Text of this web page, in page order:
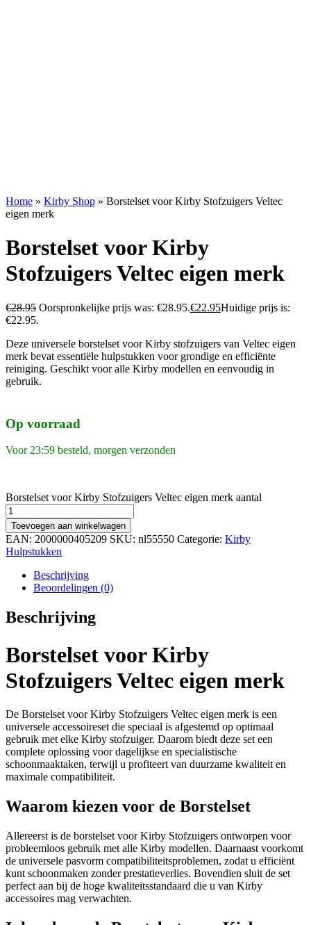
Home » Kirby Shop » Borstelset voor Kirby Stofzuigers Veltec
eigen merk
Borstelset voor Kirby
Stofzuigers Veltec eigen merk
€28.95 Oorspronkelijke prijs was: €28.95.€22.95Huidige prijs is:
€22.95.
Deze universele borstelset voor Kirby stofzuigers van Veltec eigen
merk bevat essentiële hulpstukken voor grondige en efficiënte
reiniging. Geschikt voor alle Kirby modellen en eenvoudig in
gebruik.
Op voorraad
Voor 23:59 besteld, morgen verzonden
Borstelset voor Kirby Stofzuigers Veltec eigen merk aantal
Toevoegen aan winkelwagen
EAN: 2000000405209 SKU: nl55550 Categorie: Kirby
Hulpstukken
Beschrijving
Beoordelingen (0)
Beschrijving
Borstelset voor Kirby
Stofzuigers Veltec eigen merk
De Borstelset voor Kirby Stofzuigers Veltec eigen merk is een
universele accessoireset die speciaal is afgestemd op optimaal
gebruik met elke Kirby stofzuiger. Daarom biedt deze set een
complete oplossing voor dagelijkse en specialistische
schoonmaaktaken, terwijl u profiteert van duurzame kwaliteit en
maximale compatibiliteit.
Waarom kiezen voor de Borstelset
Allereerst is de borstelset voor Kirby Stofzuigers ontworpen voor
probleemloos gebruik met alle Kirby modellen. Daarnaast voorkomt
de universele pasvorm compatibiliteitsproblemen, zodat u efficiënt
kunt schoonmaken zonder prestatieverlies. Bovendien sluit de set
perfect aan bij de hoge kwaliteitsstandaard die u van Kirby
accessoires mag verwachten.